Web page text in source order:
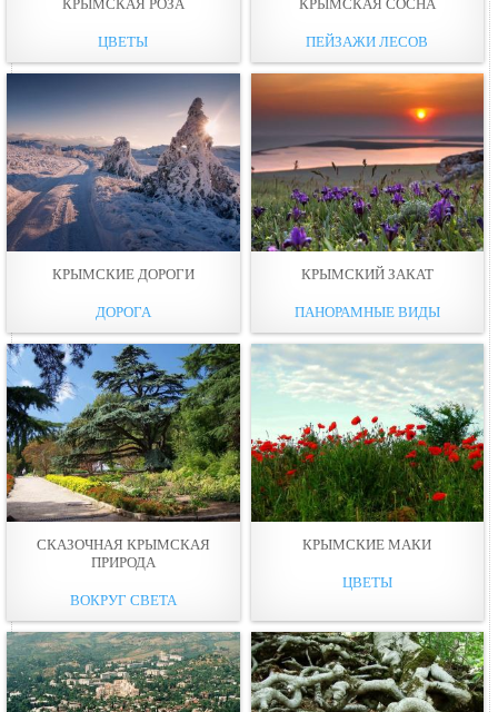
КРЫМСКАЯ РОЗА
ЦВЕТЫ
КРЫМСКАЯ СОСНА
ПЕЙЗАЖИ ЛЕСОВ
КРЫМСКИЕ ДОРОГИ
ДОРОГА
КРЫМСКИЙ ЗАКАТ
ПАНОРАМНЫЕ ВИДЫ
СКАЗОЧНАЯ КРЫМСКАЯ
ПРИРОДА
ВОКРУГ СВЕТА
КРЫМСКИЕ МАКИ
ЦВЕТЫ